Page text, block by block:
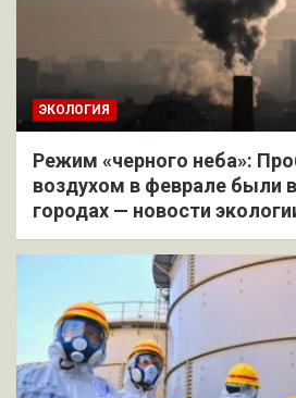
ЭКОЛОГИЯ
Режим «черного неба»:
воздухом в феврале были
городах — новости